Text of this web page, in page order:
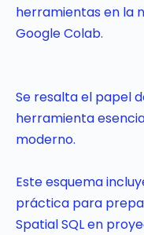
herramientas en la
Google Colab.
Se resalta el papel
herramienta
moderno.
Este esquema
práctica para
Spatial SQL en